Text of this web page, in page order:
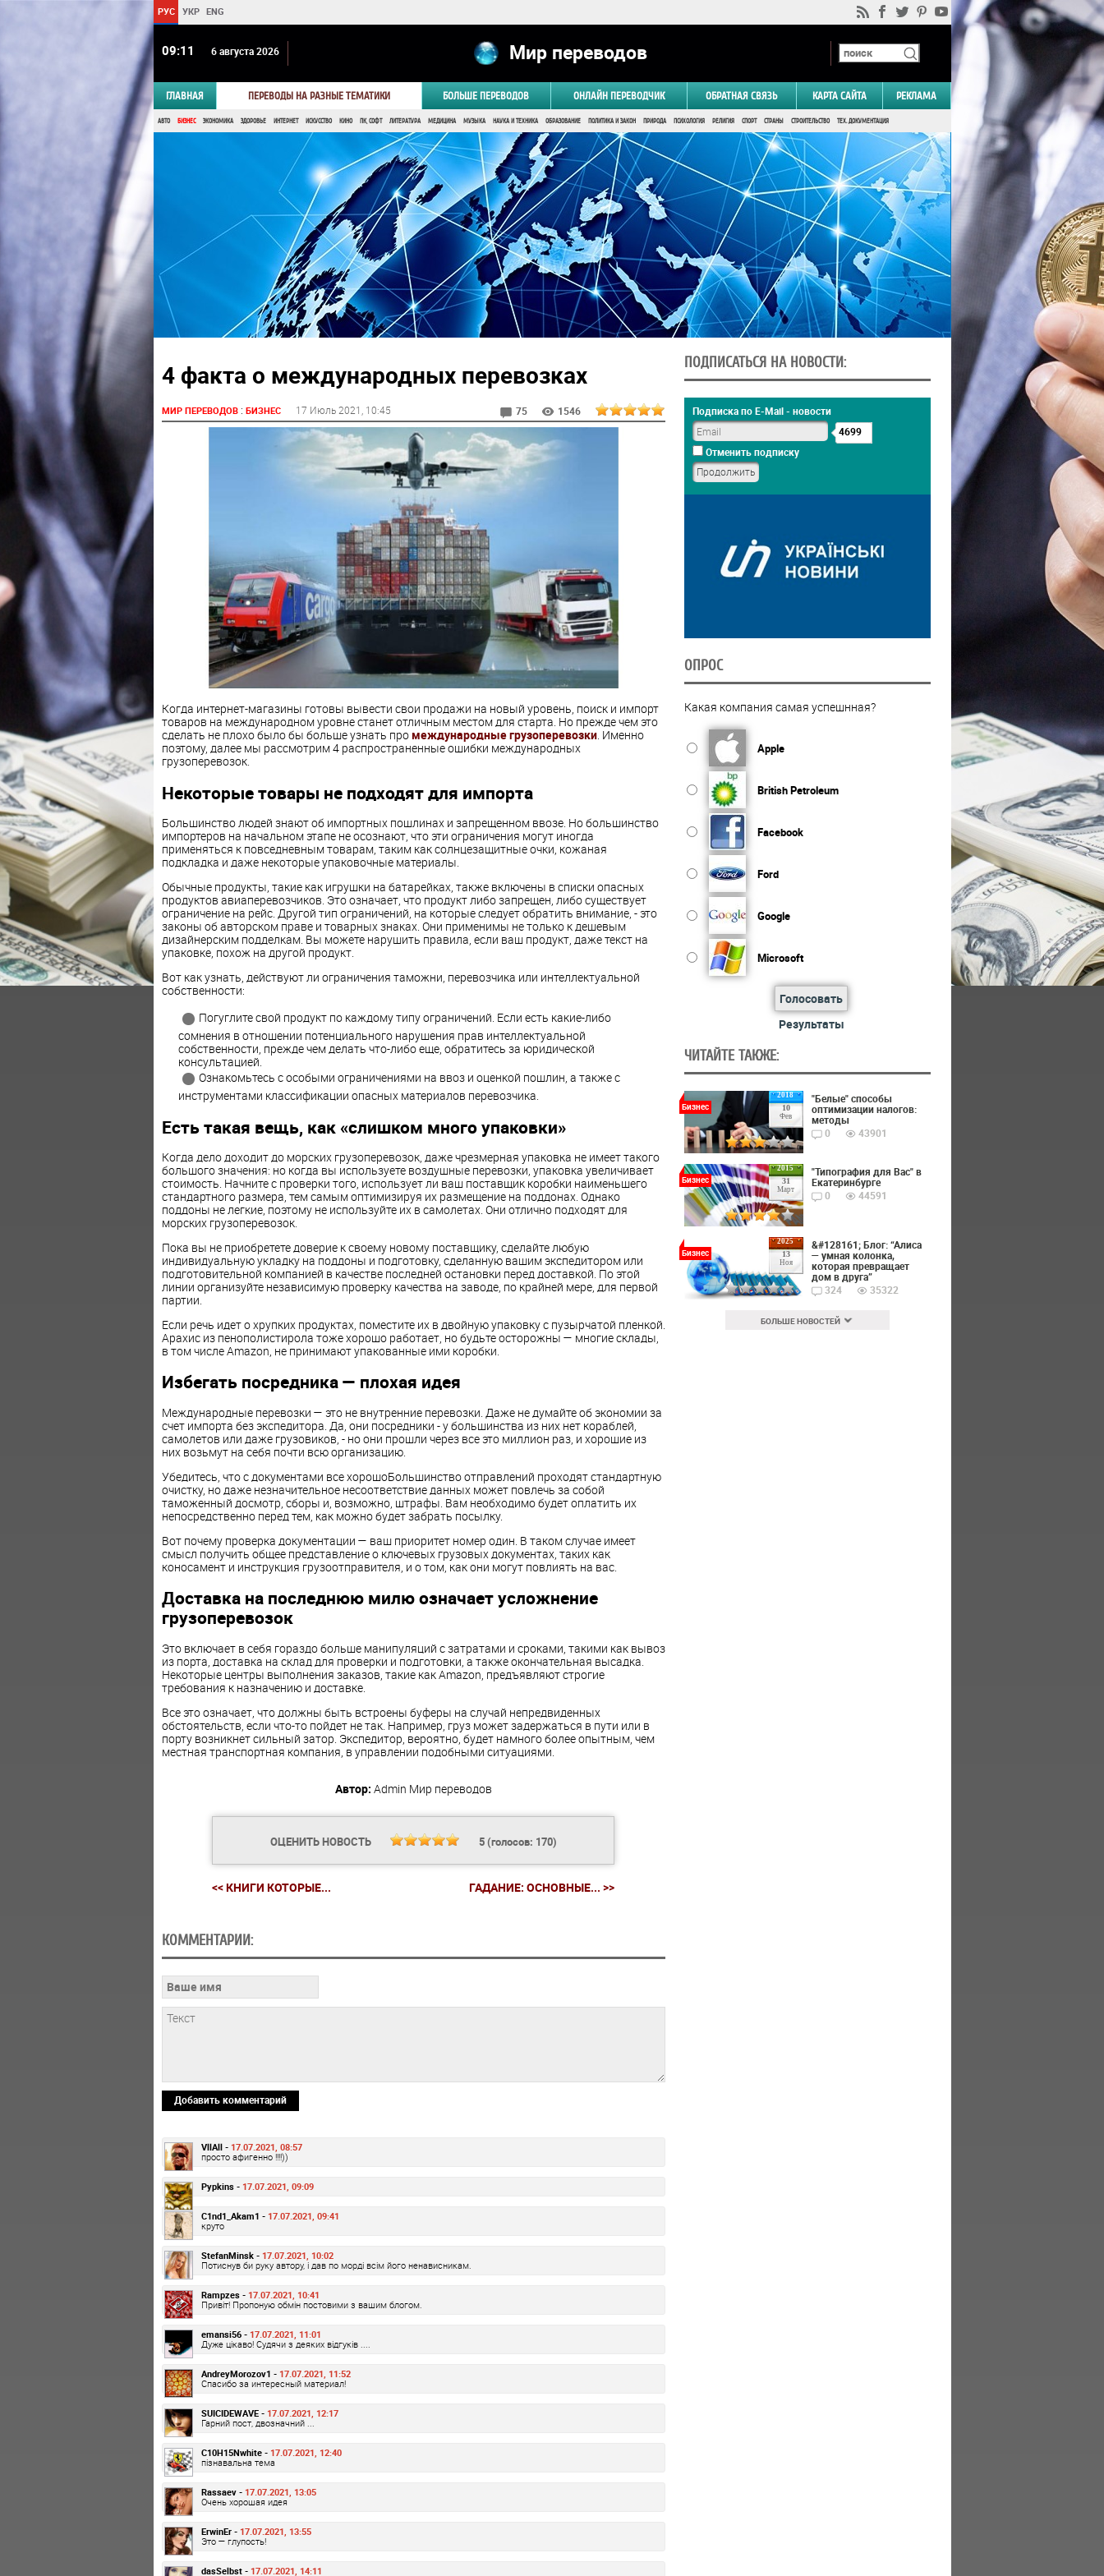
РУС УКР ENG
09:11 6 августа 2026 Мир переводов
ГЛАВНАЯ ПЕРЕВОДЫ НА РАЗНЫЕ ТЕМАТИКИ БОЛЬШЕ ПЕРЕВОДОВ ОНЛАЙН ПЕРЕВОДЧИК ОБРАТНАЯ СВЯЗЬ КАРТА САЙТА РЕКЛАМА
АВТО БИЗНЕС ЭКОНОМИКА ЗДОРОВЬЕ ИНТЕРНЕТ ИСКУССТВО КИНО ПК, СОФТ ЛИТЕРАТУРА МЕДИЦИНА МУЗЫКА НАУКА И ТЕХНИКА ОБРАЗОВАНИЕ ПОЛИТИКА И ЗАКОН ПРИРОДА ПСИХОЛОГИЯ РЕЛИГИЯ СПОРТ СТРАНЫ СТРОИТЕЛЬСТВО ТЕХ. ДОКУМЕНТАЦИЯ
4 факта о международных перевозках
МИР ПЕРЕВОДОВ: БИЗНЕС 17 Июль 2021 , 10:45 75 1546
Когда интернет-магазины готовы вывести свои продажи на новый уровень, поиск и импорт
товаров на международном уровне станет отличным местом для старта. Но прежде чем это
сделать не плохо было бы больше узнать промеждународные грузоперевозки. Именно
поэтому, далее мы рассмотрим 4 распространенные ошибки международных
грузоперевозок.
Некоторые товары не подходят для импорта
Большинство людей знают об импортных пошлинах и запрещенном ввозе. Но большинство
импортеров на начальном этапе не осознают, что эти ограничения могут иногда
применяться к повседневным товарам, таким как солнцезащитные очки, кожаная
подкладка и даже некоторые упаковочные материалы.
Обычные продукты, такие как игрушки на батарейках, также включены в списки опасных
продуктов авиаперевозчиков. Это означает, что продукт либо запрещен, либо существует
ограничение на рейс. Другой тип ограничений, на которые следует обратить внимание, - это
законы об авторском праве и товарных знаках. Они применимы не только к дешевым
дизайнерским подделкам. Вы можете нарушить правила, если ваш продукт, даже текст на
упаковке, похож на другой продукт.
Вот как узнать, действуют ли ограничения таможни, перевозчика или интеллектуальной
собственности:
Погуглите свой продукт по каждому типу ограничений. Если есть какие-либо
сомнения в отношении потенциального нарушения прав интеллектуальной
собственности, прежде чем делать что-либо еще, обратитесь за юридической
консультацией.
Ознакомьтесь с особыми ограничениями на ввоз и оценкой пошлин, а также с
инструментами классификации опасных материалов перевозчика.
Есть такая вещь, как «слишком много упаковки»
Когда дело доходит до морских грузоперевозок, даже чрезмерная упаковка не имеет такого
большого значения: но когда вы используете воздушные перевозки, упаковка увеличивает
стоимость. Начните с проверки того, использует ли ваш поставщик коробки наименьшего
стандартного размера, тем самым оптимизируя их размещение на поддонах. Однако
поддоны не легкие, поэтому не используйте их в самолетах. Они отлично подходят для
морских грузоперевозок.
Пока вы не приобретете доверие к своему новому поставщику, сделайте любую
индивидуальную укладку на поддоны и подготовку, сделанную вашим экспедитором или
подготовительной компанией в качестве последней остановки перед доставкой. По этой
линии организуйте независимую проверку качества на заводе, по крайней мере, для первой
партии.
Если речь идет о хрупких продуктах, поместите их в двойную упаковку с пузырчатой пленкой.
Арахис из пенополистирола тоже хорошо работает, но будьте осторожны — многие склады,
в том числе Amazon, не принимают упакованные ими коробки.
Избегать посредника — плохая идея
Международные перевозки — это не внутренние перевозки. Даже не думайте об экономии за
счет импорта без экспедитора. Да, они посредники - у большинства из них нет кораблей,
самолетов или даже грузовиков, - но они прошли через все это миллион раз, и хорошие из
них возьмут на себя почти всю организацию.
Убедитесь, что с документами все хорошоБольшинство отправлений проходят стандартную
очистку, но даже незначительное несоответствие данных может повлечь за собой
таможенный досмотр, сборы и, возможно, штрафы. Вам необходимо будет оплатить их
непосредственно перед тем, как можно будет забрать посылку.
Вот почему проверка документации — ваш приоритет номер один. В таком случае имеет
смысл получить общее представление о ключевых грузовых документах, таких как
коносамент и инструкция грузоотправителя, и о том, как они могут повлиять на вас.
Доставка на последнюю милю означает усложнение
грузоперевозок
Это включает в себя гораздо больше манипуляций с затратами и сроками, такими как вывоз
из порта, доставка на склад для проверки и подготовки, а также окончательная высадка.
Некоторые центры выполнения заказов, такие как Amazon, предъявляют строгие
требования к назначению и доставке.
Все это означает, что должны быть встроены буферы на случай непредвиденных
обстоятельств, если что-то пойдет не так. Например, груз может задержаться в пути или в
порту возникнет сильный затор. Экспедитор, вероятно, будет намного более опытным, чем
местная транспортная компания, в управлении подобными ситуациями.
Автор: Admin Мир переводов
ОЦЕНИТЬ НОВОСТЬ 5(голосов: 170)
<< КНИГИ КОТОРЫЕ... ГАДАНИЕ: ОСНОВНЫЕ... >>
КОММЕНТАРИИ:
Добавить комментарий
VllAll - 17.07.2021, 08:57
просто афигенно !!!!))
Pypkins - 17.07.2021, 09:09
C1nd1_Akam1 - 17.07.2021, 09:41
круто
StefanMinsk - 17.07.2021, 10:02
Потиснув би руку автору, і дав по морді всім його ненависникам.
Rampzes - 17.07.2021, 10:41
Привіт! Пропоную обмін постовими з вашим блогом.
emansi56 - 17.07.2021, 11:01
Дуже цікаво! Судячи з деяких відгуків ....
AndreyMorozov1 - 17.07.2021, 11:52
Спасибо за интересный материал!
SUICIDEWAVE - 17.07.2021, 12:17
Гарний пост, двозначний ...
C10H15Nwhite - 17.07.2021, 12:40
пізнавальна тема
Rassaev - 17.07.2021, 13:05
Очень хорошая идея
ErwinEr - 17.07.2021, 13:55
Это — глупость!
dasSelbst - 17.07.2021, 14:11
ПОДПИСАТЬСЯ НА НОВОСТИ:
Подписка по E-Mail - новости
4699
Отменить подписку
ОПРОС
Какая компания самая успешнная?
Apple
British Petroleum
Facebook
Ford
Google
Microsoft
Голосовать
Результаты
ЧИТАЙТЕ ТАКЖЕ:
2018
10
Фев
Бизнес
"Белые" способы
оптимизации налогов:
методы
0
43901
2015
31
Март
Бизнес
"Типография для Вас" в
Екатеринбурге
0
44591
2025
13
Ноя
Бизнес
&#128161; Блог: “Алиса
— умная колонка,
которая превращает
дом в друга”
324
35322
БОЛЬШЕ НОВОСТЕЙ